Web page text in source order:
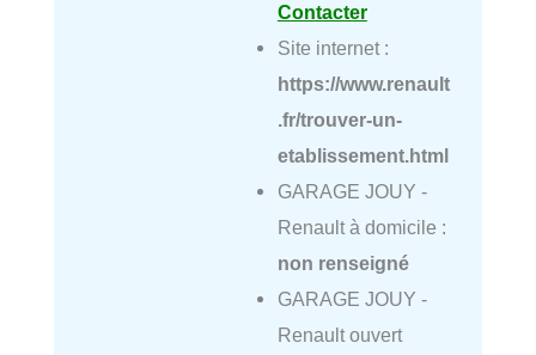
Contacter
Site internet :
https://www.renault
.fr/trouver-un-
etablissement.html
GARAGE JOUY -
Renault à domicile :
non renseigné
GARAGE JOUY -
Renault ouvert